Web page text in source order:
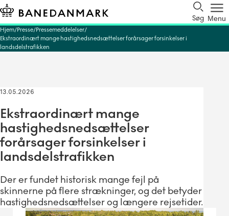
Søg Menu
Hjem Presse Pressemeddelelser
Ekstraordinært mange hastighedsnedsættelser forårsager forsinkelser i
landsdelstrafikken
13.05.2026
Ekstraordinært mange
hastighedsnedsættelser
forårsager forsinkelser i
landsdelstrafikken
Der er fundet historisk mange fejl på
skinnerne på flere strækninger, og det betyder
hastighedsnedsættelser og længere rejsetider.